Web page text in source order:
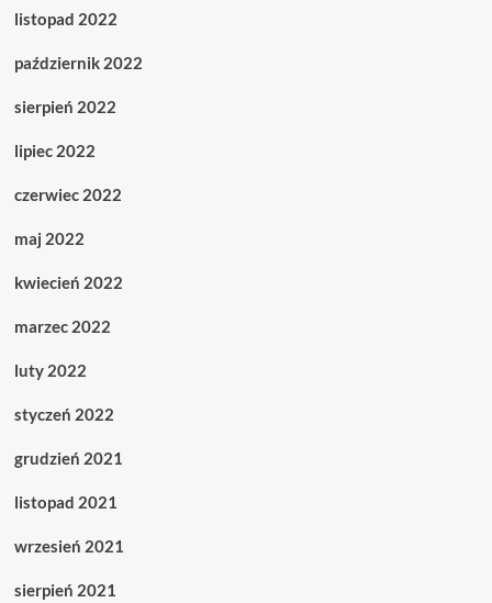
listopad 2022
październik 2022
sierpień 2022
lipiec 2022
czerwiec 2022
maj 2022
kwiecień 2022
marzec 2022
luty 2022
styczeń 2022
grudzień 2021
listopad 2021
wrzesień 2021
sierpień 2021